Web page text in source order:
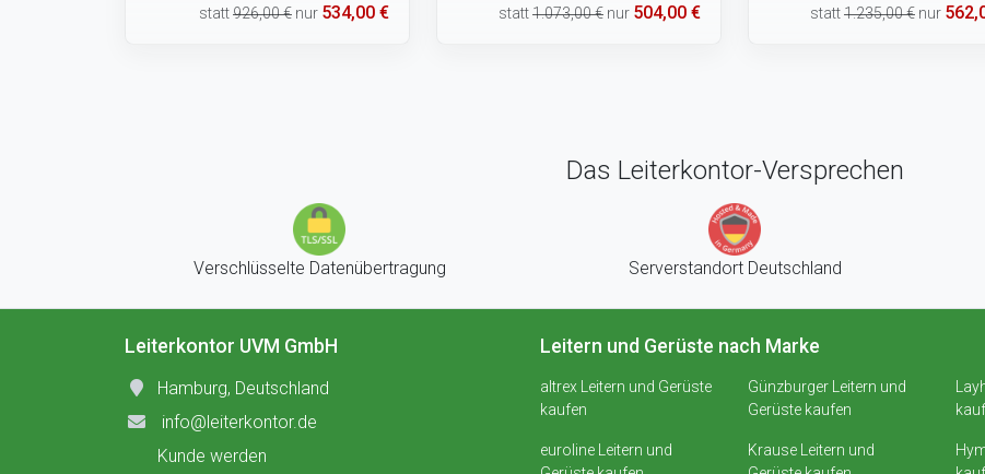
statt926,00 € nur 534,00 € statt1.073,00 € nur 504,00 € statt1.235,00 € nur
Das Leiterkontor-Versprechen
Verschlüsselte Datenübertragung Serverstandort Deutschland
Leiterkontor UVM GmbH
Hamburg, Deutschland
info@leiterkontor.de
Kunde werden
Leitern und Gerüste nach Marke
altrex Leitern und Gerüste
kaufen
euroline Leitern und
Günzburger Leitern und
Gerüste kaufen
Krause Leitern und